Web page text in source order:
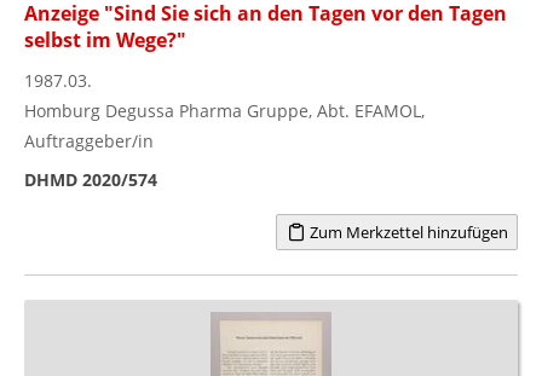
Anzeige "Sind Sie sich an den Tagen vor den Tagen
selbst im Wege?"
1987.03.
Homburg Degussa Pharma Gruppe, Abt. EFAMOL,
Auftraggeber/in
DHMD 2020/574
Zum Merkzettel hinzufügen